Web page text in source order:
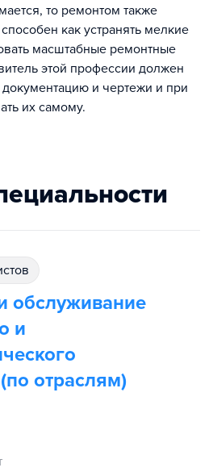
то ремонтом также
как устранять мелкие
масштабные ремонтные
этой профессии должен
и чертежи и при
их самому.
обслуживание
и
отраслям)